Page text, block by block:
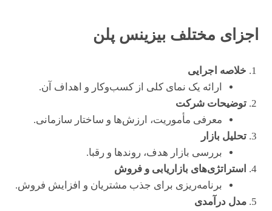
اجزای مختلف بیزینس پلن
خلاصه اجرایی
ارائه یک نمای کلی از کسب‌وکار و اهداف آن.
توضیحات شرکت
معرفی مأموریت، ارزش‌ها و ساختار سازمانی.
تحلیل بازار
بررسی بازار هدف، روندها و رقبا.
استراتژی‌های بازاریابی و فروش
برنامه‌ریزی برای جذب مشتریان و افزایش فروش.
مدل درآمدی